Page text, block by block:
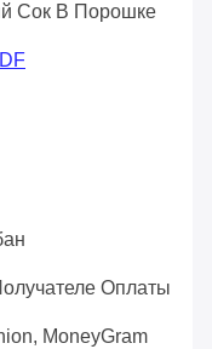
Сок В Порошке
Оплаты
MoneyGram